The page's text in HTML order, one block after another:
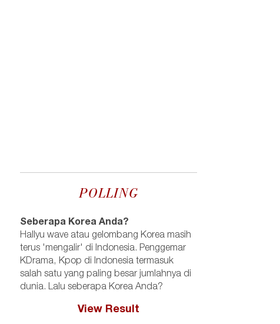
POLLING
Seberapa Korea Anda?
Hallyu wave atau gelombang Korea masih
terus 'mengalir' di Indonesia. Penggemar
KDrama, Kpop di Indonesia termasuk
salah satu yang paling besar jumlahnya di
dunia. Lalu seberapa Korea Anda?
View Result